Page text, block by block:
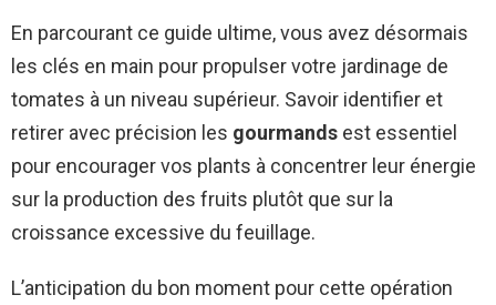
En parcourant ce guide ultime, vous avez désormais
les clés en main pour propulser votre jardinage de
tomates à un niveau supérieur. Savoir identifier et
retirer avec précision les gourmands est essentiel
pour encourager vos plants à concentrer leur énergie
sur la production des fruits plutôt que sur la
croissance excessive du feuillage.
L’anticipation du bon moment pour cette opération